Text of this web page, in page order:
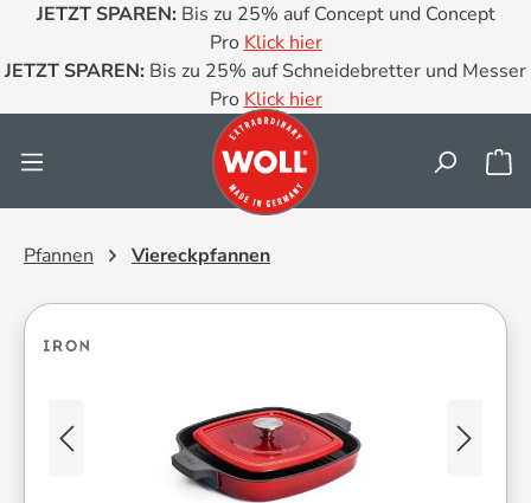
Zum Hauptinhalt springen
JETZT SPAREN: Bis zu 25% auf Concept und Concept
Pro Klick hier
JETZT SPAREN: Bis zu 25% auf Schneidebretter und Messer
Pro Klick hier
Pfannen Viereckpfannen